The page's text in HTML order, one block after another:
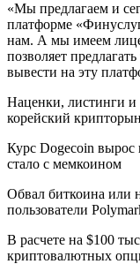
«Мы предлагаем и
платформе
нам. А мы имеем
позволяет
вывести на эту
Наценки, листинги и
корейский
Курс Dogecoin
стало с мемкоином
Обвал биткоина или
пользователи
В расчете на $100
криптовалютных